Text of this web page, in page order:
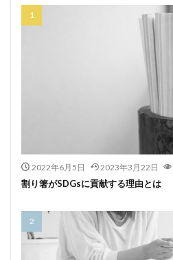
2022年6月5日 2023年3月22日
割り箸がSDGsに貢献する理由とは